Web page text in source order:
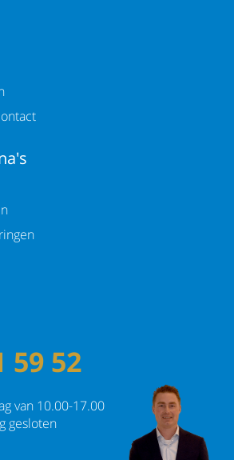
59 52
van 10.00-17.00
gesloten